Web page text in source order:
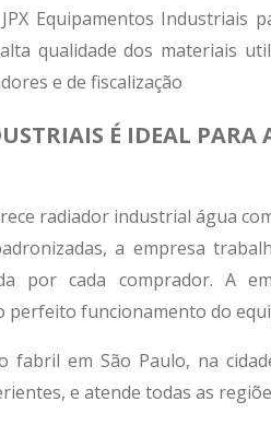
Equipamentos Industriais
qualidade dos materiais
e de fiscalização
É IDEAL PARA
radiador industrial água
a empresa
por cada comprador. A
perfeito funcionamento do
fabril em São Paulo, na
e atende todas as